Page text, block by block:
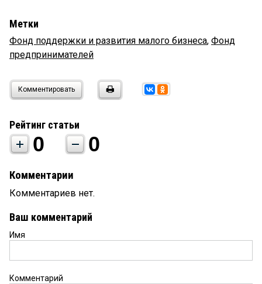
Метки
Фонд поддержки и развития малого бизнеса, Фонд
предпринимателей
Комментировать
Рейтинг статьи
0 0
Комментарии
Комментариев нет.
Ваш комментарий
Имя
Комментарий